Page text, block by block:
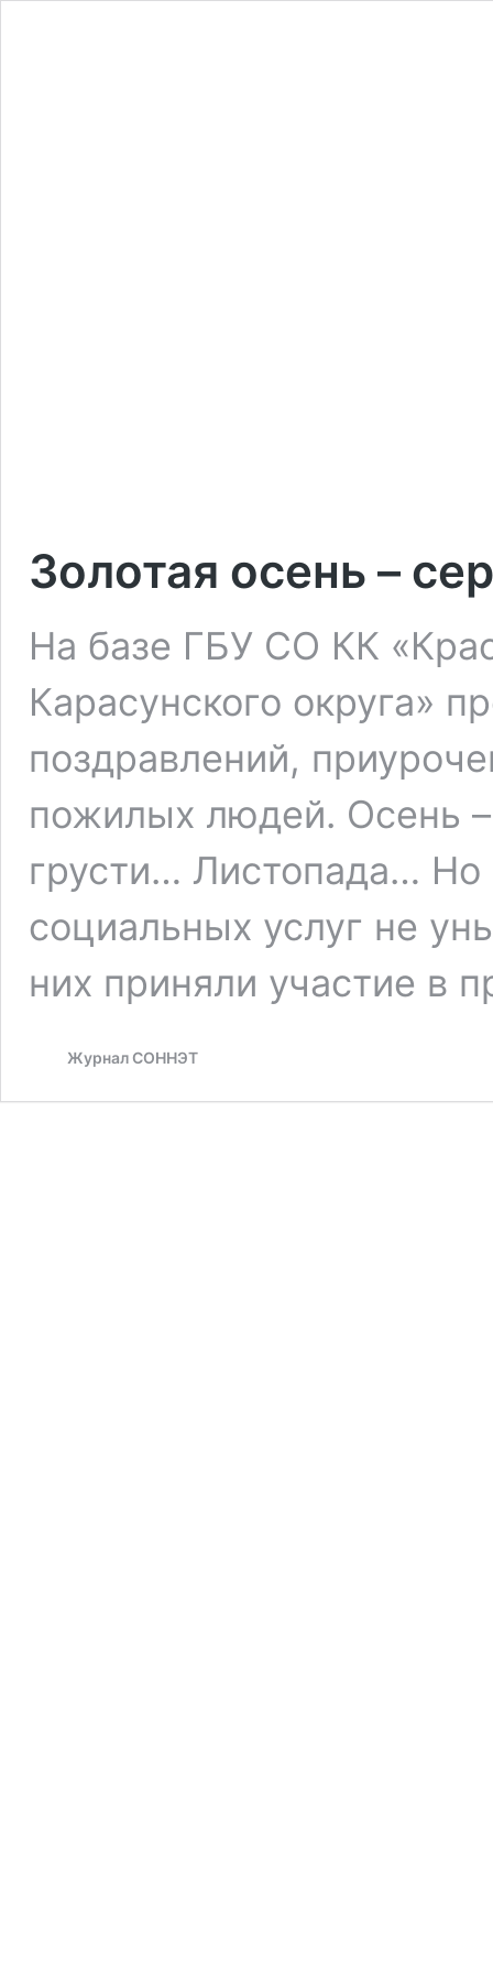
Золотая осень –
На базе ГБУ СО КК
Карасунского округа»
поздравлений,
пожилых людей. Осень
грусти… Листопада…
социальных услуг не
них приняли участие в
Журнал СОННЭТ